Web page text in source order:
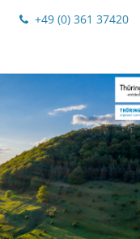
+49 (0) 361 37420